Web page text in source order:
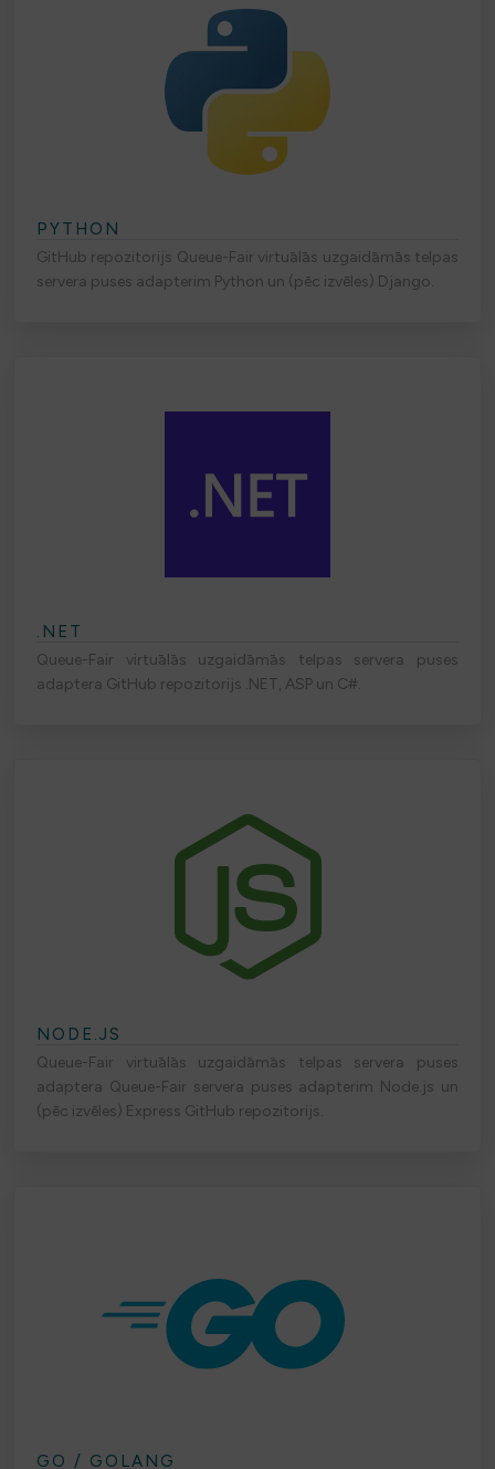
PYTHON
GitHub repozitorijs Queue-Fair virtuālās uzgaidāmās telpas
servera puses adapterim Python un (pēc izvēles) Django.
.NET
Queue-Fair virtuālās uzgaidāmās telpas servera puses
adaptera GitHub repozitorijs .NET, ASP un C#.
NODE.JS
Queue-Fair virtuālās uzgaidāmās telpas servera puses
adaptera Queue-Fair servera puses adapterim Node.js un
(pēc izvēles) Express GitHub repozitorijs.
GO / GOLANG